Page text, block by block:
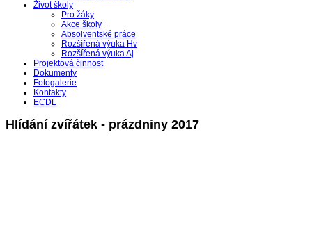
Život školy
Pro žáky
Akce školy
Absolventské práce
Rozšířená výuka Hv
Rozšířená výuka Aj
Projektová činnost
Dokumenty
Fotogalerie
Kontakty
ECDL
Hlídání zvířátek - prázdniny 2017